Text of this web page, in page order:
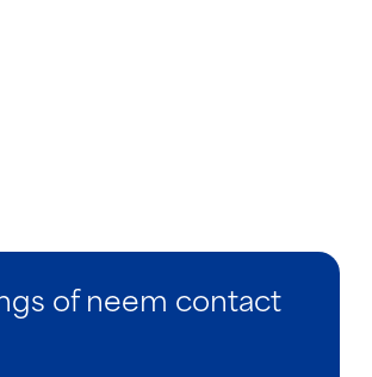
of neem contact